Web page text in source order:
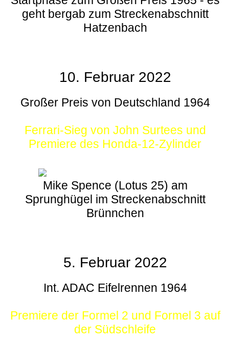
geht bergab zum Streckenabschnitt
Hatzenbach
10. Februar 2022
Großer Preis von Deutschland 1964
Ferrari-Sieg von John Surtees und
Premiere des Honda-12-Zylinder
Mike Spence (Lotus 25) am
Sprunghügel im Streckenabschnitt
Brünnchen
5. Februar 2022
Int. ADAC Eifelrennen 1964
Premiere der Formel 2 und Formel 3 auf
der Südschleife